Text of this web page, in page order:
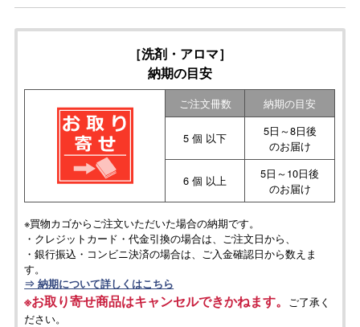
［洗剤・アロマ］
納期の目安
ご注文冊数 納期の目安
5 個 以下
5日～8日後
のお届け
6 個 以上
5日～10日後
のお届け
※買物カゴからご注文いただいた場合の納期です。
・クレジットカード・代金引換の場合は、ご注文日から、
・銀行振込・コンビニ決済の場合は、ご入金確認日から数えま
す。
⇒ 納期について詳しくはこちら
※お取り寄せ商品はキャンセルできかねます。
ご了承く
ださい。